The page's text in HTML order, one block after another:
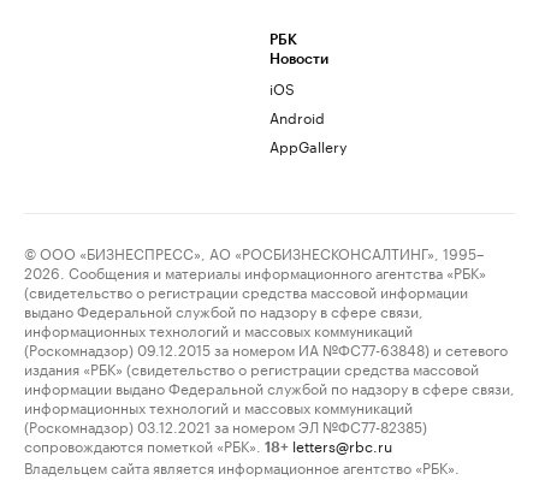
РБК
Новости
iOS
Android
AppGallery
© ООО «БИЗНЕСПРЕСС», АО «РОСБИЗНЕСКОНСАЛТИНГ», 1995–
2026. Сообщения и материалы информационного агентства «РБК»
(свидетельство о регистрации средства массовой информации
выдано Федеральной службой по надзору в сфере связи,
информационных технологий и массовых коммуникаций
(Роскомнадзор) 09.12.2015 за номером ИА №ФС77-63848) и сетевого
издания «РБК» (свидетельство о регистрации средства массовой
информации выдано Федеральной службой по надзору в сфере связи,
информационных технологий и массовых коммуникаций
(Роскомнадзор) 03.12.2021 за номером ЭЛ №ФС77-82385)
сопровождаются пометкой «РБК».
18+ letters@rbc.ru
Владельцем сайта является информационное агентство «РБК».